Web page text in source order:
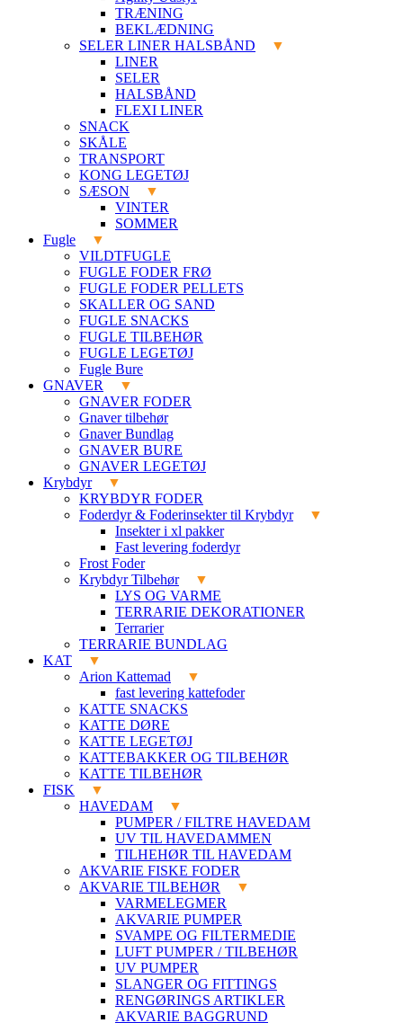
TRÆNING
BEKLÆDNING
SELER LINER HALSBÅND
LINER
SELER
HALSBÅND
FLEXI LINER
SNACK
SKÅLE
TRANSPORT
KONG LEGETØJ
SÆSON
VINTER
SOMMER
Fugle
VILDTFUGLE
FUGLE FODER FRØ
FUGLE FODER PELLETS
SKALLER OG SAND
FUGLE SNACKS
FUGLE TILBEHØR
FUGLE LEGETØJ
Fugle Bure
GNAVER
GNAVER FODER
Gnaver tilbehør
Gnaver Bundlag
GNAVER BURE
GNAVER LEGETØJ
Krybdyr
KRYBDYR FODER
Foderdyr & Foderinsekter til Krybdyr
Insekter i xl pakker
Fast levering foderdyr
Frost Foder
Krybdyr Tilbehør
LYS OG VARME
TERRARIE DEKORATIONER
Terrarier
TERRARIE BUNDLAG
KAT
Arion Kattemad
fast levering kattefoder
KATTE SNACKS
KATTE DØRE
KATTE LEGETØJ
KATTEBAKKER OG TILBEHØR
KATTE TILBEHØR
FISK
HAVEDAM
PUMPER / FILTRE HAVEDAM
UV TIL HAVEDAMMEN
TILHEHØR TIL HAVEDAM
AKVARIE FISKE FODER
AKVARIE TILBEHØR
VARMELEGMER
AKVARIE PUMPER
SVAMPE OG FILTERMEDIE
LUFT PUMPER / TILBEHØR
UV PUMPER
SLANGER OG FITTINGS
RENGØRINGS ARTIKLER
AKVARIE BAGGRUND